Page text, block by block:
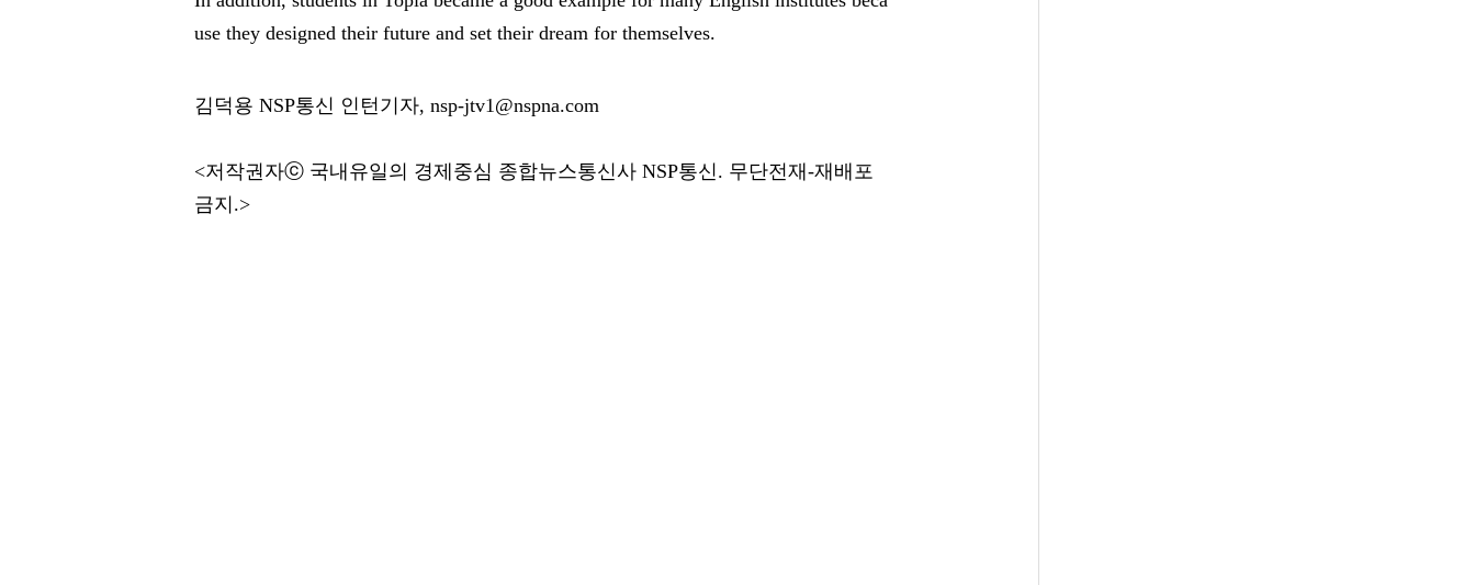
use they designed their future and set their dream for themselves.
김덕용 NSP통신 인턴기자, nsp-jtv1@nspna.com
<저작권자ⓒ 국내유일의 경제중심 종합뉴스통신사 NSP통신. 무단전재-재배포
금지.>